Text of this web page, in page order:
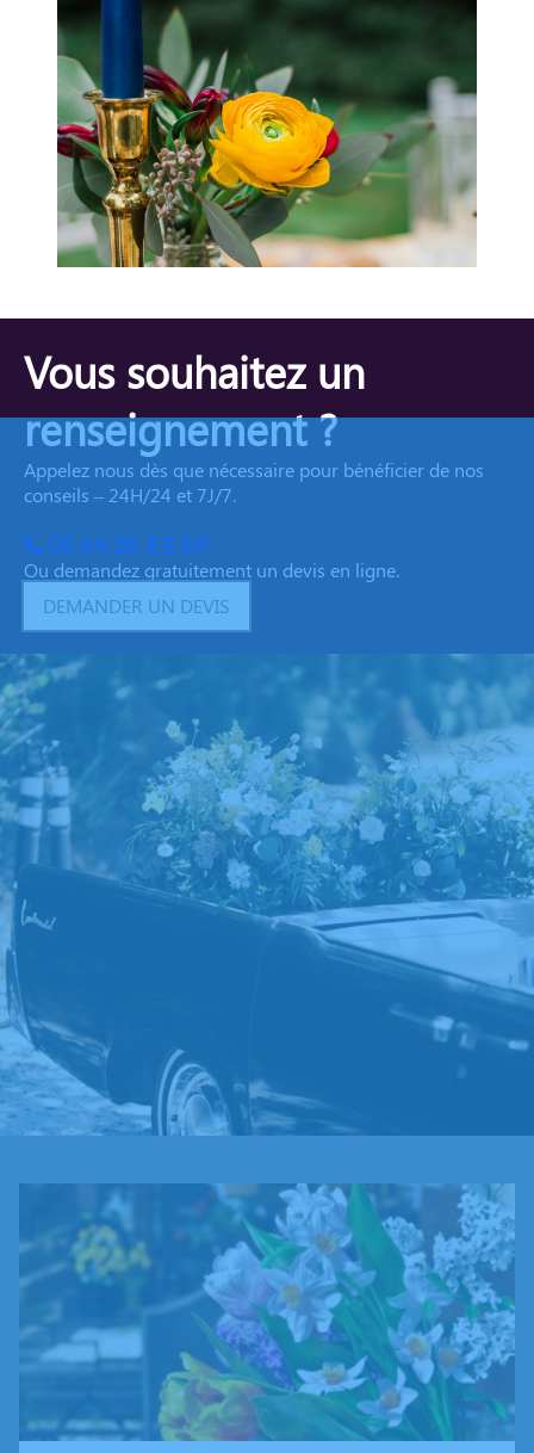
Vous souhaitez un
renseignement ?
Appelez nous dès que nécessaire pour bénéficier de nos
conseils – 24H/24 et 7J/7.
05 64 28 33 59
Ou demandez gratuitement un devis en ligne.
DEMANDER UN DEVIS